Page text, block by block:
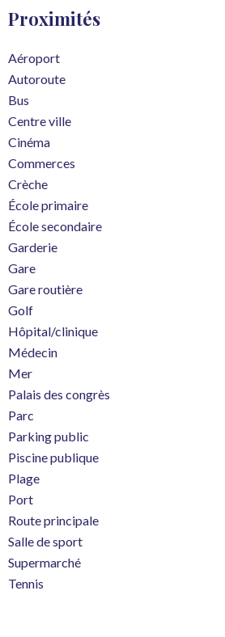
Proximités
Aéroport
Autoroute
Bus
Centre ville
Cinéma
Commerces
Crèche
École primaire
École secondaire
Garderie
Gare
Gare routière
Golf
Hôpital/clinique
Médecin
Mer
Palais des congrès
Parc
Parking public
Piscine publique
Plage
Port
Route principale
Salle de sport
Supermarché
Tennis